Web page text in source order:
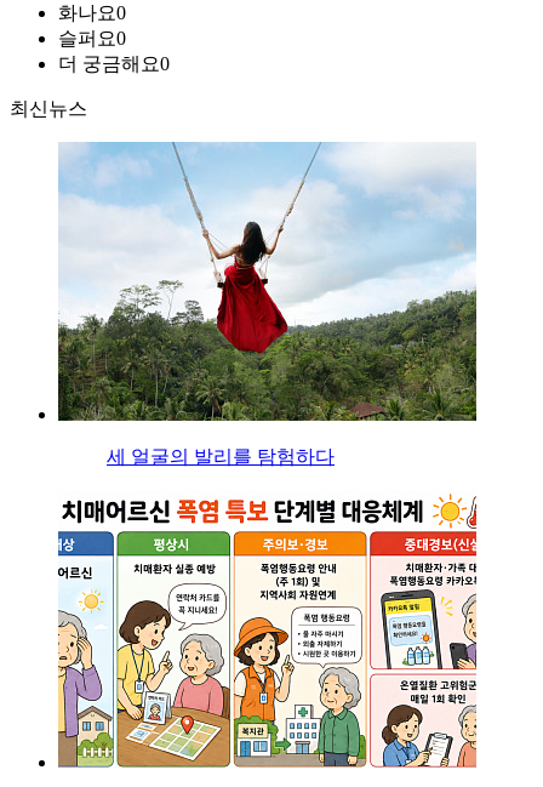
화나요0
슬퍼요0
더 궁금해요0
최신뉴스
세 얼굴의 발리를 탐험하다